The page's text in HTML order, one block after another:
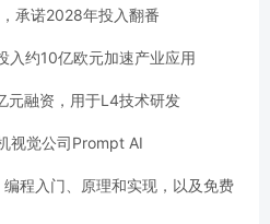
承诺2028年投入翻番
入约10亿欧元加速产业应用
元融资，用于L4技术研发
视觉公司Prompt AI
程入门、原理和实现，以及免费